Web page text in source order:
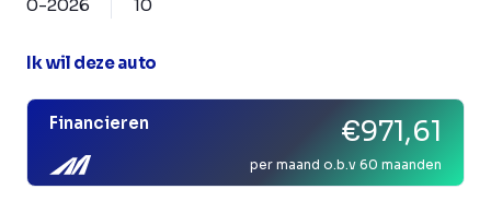
0-2026 10
Ik wil deze auto
Financieren €971,61
per maand o.b.v 60 maanden